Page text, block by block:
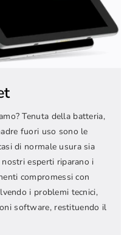
Tenuta della batteria,
fuori uso sono le
di normale usura sia
nostri esperti riparano i
compromessi con
i problemi tecnici,
software, restituendo il